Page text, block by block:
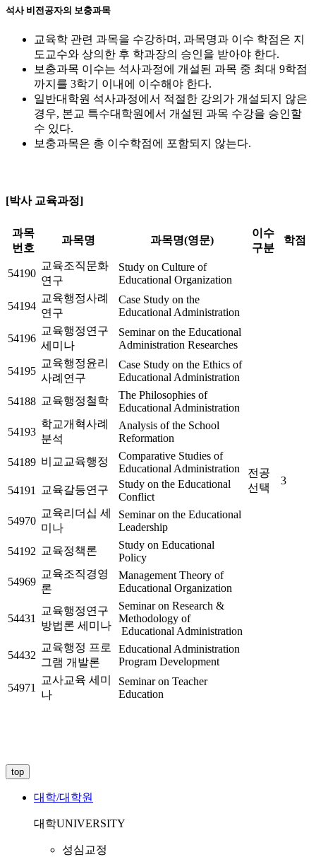
석사 비전공자의 보충과목
교육학 관련 과목을 수강하며, 과목명과 이수 학점은 지
도교수와 상의한 후 학과장의 승인을 받아야 한다.
보충과목 이수는 석사과정에 개설된 과목 중 최대 9학점
까지를 3학기 이내에 이수해야 한다.
일반대학원 석사과정에서 적절한 강의가 개설되지 않은
경우, 본교 특수대학원에서 개설된 과목 수강을 승인할
수 있다.
보충과목은 총 이수학점에 포함되지 않는다.
[박사 교육과정]
과목
번호
과목명 과목명(영문)
이수
구분
학점
54190
교육조직문화
연구
Study on Culture of
Educational Organization
전공
선택
3
54194
교육행정사례
연구
Case Study on the
Educational Administration
54196
교육행정연구
세미나
Seminar on the Educational
Administration Researches
54195
교육행정윤리
사례연구
Case Study on the Ethics of
Educational Administration
54188 교육행정철학
The Philosophies of
Educational Administration
54193
학교개혁사례
분석
Analysis of the School
Reformation
54189 비교교육행정
Comparative Studies of
Educational Administration
54191
교육갈등연구
Study on the Educational
Conflict
54970
교육리더십 세
미나
Seminar on the Educational
Leadership
54192 교육정책론
Study on Educational
Policy
54969
교육조직경영
론
Management Theory of
Educational Organization
54431
교육행정연구
방법론 세미나
Seminar on Research &
Methodology of
Educational Administration
54432
교육행정 프로
그램 개발론
Educational Administration
Program Development
54971
교사교육 세미
나
Seminar on Teacher
Education
top
대학/대학원
대학UNIVERSITY
성심교정